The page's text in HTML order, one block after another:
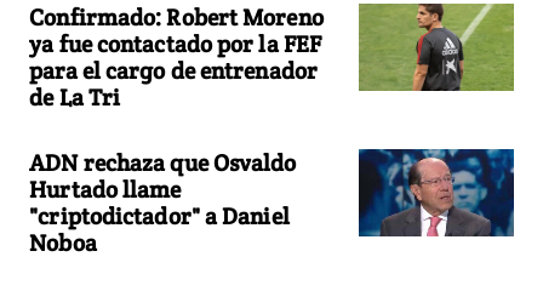
Confirmado: Robert Moreno
ya fue contactado por la FEF
para el cargo de entrenador
de La Tri
ADN rechaza que Osvaldo
Hurtado llame
"criptodictador" a Daniel
Noboa